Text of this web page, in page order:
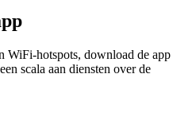
WiFi-hotspots, download de app
scala aan diensten over de